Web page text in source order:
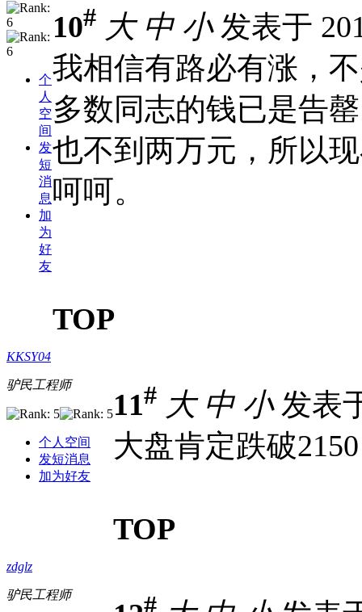
个
人
空
间
发
短
消
息
加
为
好
友
10# 大 中 小发表于
我相信有路必有涨，
多数同志的钱已是告
也不到两万元，所以
呵呵。
TOP
KKSY04
驴民工程师
个人空间
发短消息
加为好友
11# 大 中 小发表
大盘肯定跌破
TOP
zdglz
驴民工程师 #